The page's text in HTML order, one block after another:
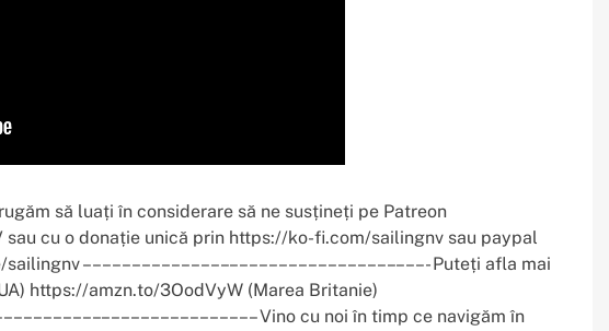
să luați în considerare să ne susțineți pe Patreon
cu o donație unică prin https://ko-fi.com/sailingnv sau paypal
––––––––––––––– ––––––––––––––––– –––- Puteți afla mai
https://amzn.to/3OodVyW (Marea Britanie)
–––––––––––––––– Vino cu noi în timp ce navigăm în